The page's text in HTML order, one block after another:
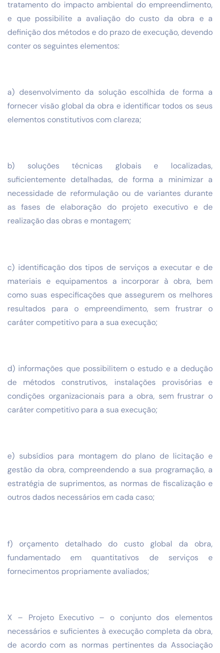
tratamento do impacto ambiental do empreendimento,
e que possibilite a avaliação do custo da obra e a
definição dos métodos e do prazo de execução, devendo
conter os seguintes elementos:
a) desenvolvimento da solução escolhida de forma a
fornecer visão global da obra e identificar todos os seus
elementos constitutivos com clareza;
b) soluções técnicas globais e localizadas,
suficientemente detalhadas, de forma a minimizar a
necessidade de reformulação ou de variantes durante
as fases de elaboração do projeto executivo e de
realização das obras e montagem;
c) identificação dos tipos de serviços a executar e de
materiais e equipamentos a incorporar à obra, bem
como suas especificações que assegurem os melhores
resultados para o empreendimento, sem frustrar o
caráter competitivo para a sua execução;
d) informações que possibilitem o estudo e a dedução
de métodos construtivos, instalações provisórias e
condições organizacionais para a obra, sem frustrar o
caráter competitivo para a sua execução;
e) subsídios para montagem do plano de licitação e
gestão da obra, compreendendo a sua programação, a
estratégia de suprimentos, as normas de fiscalização e
outros dados necessários em cada caso;
f) orçamento detalhado do custo global da obra,
fundamentado em quantitativos de serviços e
fornecimentos propriamente avaliados;
X – Projeto Executivo – o conjunto dos elementos
necessários e suficientes à execução completa da obra,
de acordo com as normas pertinentes da Associação